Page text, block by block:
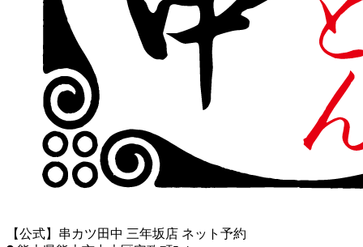
【公式】串カツ田中 三年坂店 ネット予約